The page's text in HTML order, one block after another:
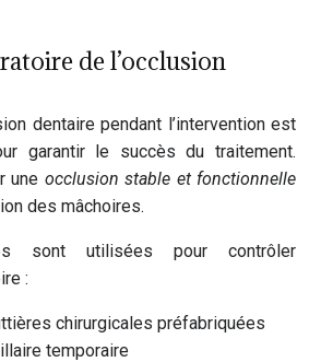
de l’occlusion
dentaire pendant l’intervention est
garantir le succès du traitement.
une occlusion stable et fonctionnelle
des mâchoires.
sont utilisées pour contrôler
:
chirurgicales préfabriquées
temporaire